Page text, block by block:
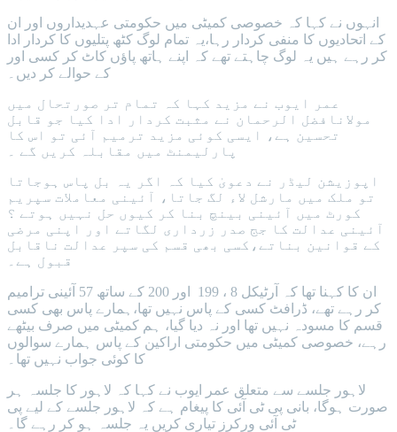
انہوں نے کہا کہ خصوصی کمیٹی میں حکومتی عہدیداروں اور ان
کے اتحادیوں کا منفی کردار رہا،یہ تمام لوگ کٹھ پتلیوں کا کردار ادا
کر رہے ہیں یہ لوگ چاہتے تھے کہ اپنے ہاتھ پاؤں کاٹ کر کسی اور
کے حوالے کر دیں۔
عمر ایوب نے مزید کہا کہ تمام تر صورتحال میں
مولانافضل الرحمان نے مثبت کردار ادا کیا جو قابل
تحسین ہے، ایسی کوئی مزید ترمیم آئی تو اس کا
پارلیمنٹ میں مقابلہ کریں گے ۔
اپوزیشن لیڈر نے دعویٰ کیا کہ اگر یہ بل پاس ہوجاتا
تو ملک میں مارشل لاء لگ جاتا، آئینی معاملات سپریم
کورٹ میں آئینی بینچ بنا کر کیوں حل نہیں ہوتے ؟
آئینی عدالت کا جج صدر زرداری لگاتے اور اپنی مرضی
کے قوانین بناتے،کسی بھی قسم کی سپر عدالت ناقابل
قبول ہے۔
ان کا کہنا تھا کہ آرٹیکل 8 ، 199 اور 200 کے ساتھ 57 آئینی ترامیم
کر رہے تھے، ڈرافٹ کسی کے پاس نہیں تھا،ہمارے پاس بھی کسی
قسم کا مسودہ نہیں تھا اور نہ دیا گیا، ہم کمیٹی میں صرف بیٹھے
رہے، خصوصی کمیٹی میں حکومتی اراکین کے پاس ہمارے سوالوں
کا کوئی جواب نہیں تھا۔
لاہور جلسے سے متعلق عمر ایوب نے کہا کہ لاہور کا جلسہ ہر
صورت ہوگا، بانی پی ٹی آئی کا پیغام ہے کہ لاہور جلسے کے لیے پی
ٹی آئی ورکرز تیاری کریں یہ جلسہ ہو کر رہے گا۔